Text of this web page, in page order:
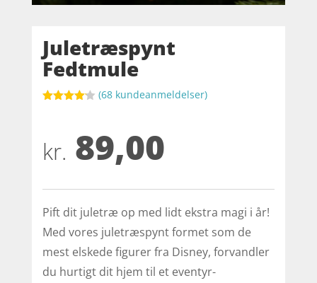
Juletræspynt
Fedtmule
baseret
på
kundebedø
(68 kundeanmeldelser)
kr. 89,00
Pift dit juletræ op med lidt ekstra magi i år!
Med vores juletræspynt formet som de
mest elskede figurer fra Disney, forvandler
du hurtigt dit hjem til et eventyr-